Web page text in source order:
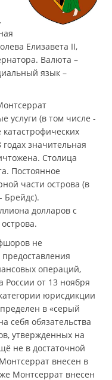
Елизавета II,
Валюта –
язык –
услуги (в том числе -
значительная
Столица
Постоянное
части острова (в
Брейдс).
долларов с
не
операций,
от 13 ноября
юрисдикции
в «серый
себя обязательства
утвержденных на
не в достаточной
внесен в
Монтсеррат внесен